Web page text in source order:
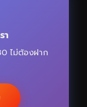
า
ไม่ต้องฝาก